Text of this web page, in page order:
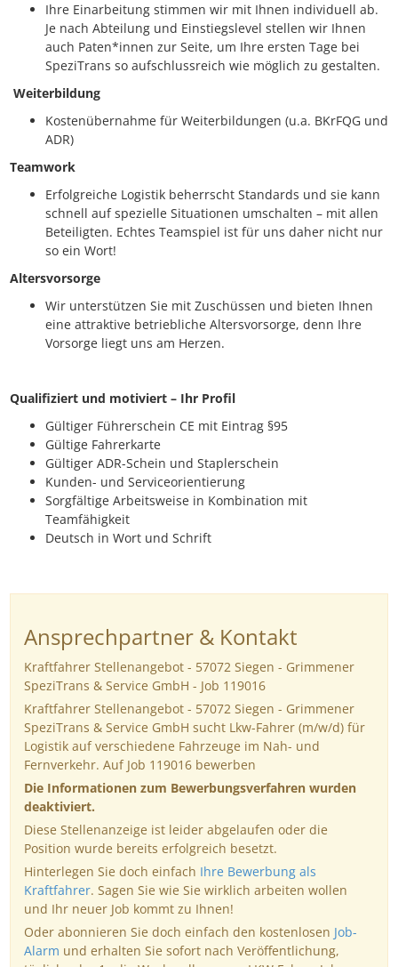
Ihre Einarbeitung stimmen wir mit Ihnen individuell ab.
Je nach Abteilung und Einstiegslevel stellen wir Ihnen
auch Paten*innen zur Seite, um Ihre ersten Tage bei
SpeziTrans so aufschlussreich wie möglich zu gestalten.
Weiterbildung
Kostenübernahme für Weiterbildungen (u.a. BKrFQG und
ADR)
Teamwork
Erfolgreiche Logistik beherrscht Standards und sie kann
schnell auf spezielle Situationen umschalten – mit allen
Beteiligten. Echtes Teamspiel ist für uns daher nicht nur
so ein Wort!
Altersvorsorge
Wir unterstützen Sie mit Zuschüssen und bieten Ihnen
eine attraktive betriebliche Altersvorsorge, denn Ihre
Vorsorge liegt uns am Herzen.
Qualifiziert und motiviert – Ihr Profil
Gültiger Führerschein CE mit Eintrag §95
Gültige Fahrerkarte
Gültiger ADR-Schein und Staplerschein
Kunden- und Serviceorientierung
Sorgfältige Arbeitsweise in Kombination mit
Teamfähigkeit
Deutsch in Wort und Schrift
Ansprechpartner & Kontakt
Kraftfahrer Stellenangebot - 57072 Siegen - Grimmener
SpeziTrans & Service GmbH - Job 119016
Kraftfahrer Stellenangebot - 57072 Siegen - Grimmener
SpeziTrans & Service GmbH sucht Lkw-Fahrer (m/w/d) für
Logistik auf verschiedene Fahrzeuge im Nah- und
Fernverkehr. Auf Job 119016 bewerben
Die Informationen zum Bewerbungsverfahren wurden
deaktiviert.
Diese Stellenanzeige ist leider abgelaufen oder die
Position wurde bereits erfolgreich besetzt.
Hinterlegen Sie doch einfach Ihre Bewerbung als
Kraftfahrer. Sagen Sie wie Sie wirklich arbeiten wollen
und Ihr neuer Job kommt zu Ihnen!
Oder abonnieren Sie doch einfach den kostenlosen Job-
Alarm und erhalten Sie sofort nach Veröffentlichung,